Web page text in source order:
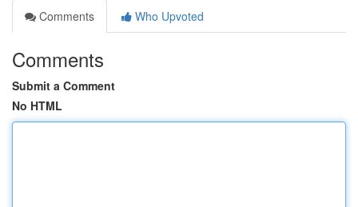
Comments
Who Upvoted
Comments
Submit a Comment
No HTML